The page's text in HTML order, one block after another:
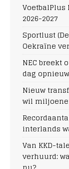
VoetbalPlus
2026-2027
Sportlust
Oekraïne
NEC breekt
dag
Nieuw
wil
interlands
Van KKD-
verhuurd: